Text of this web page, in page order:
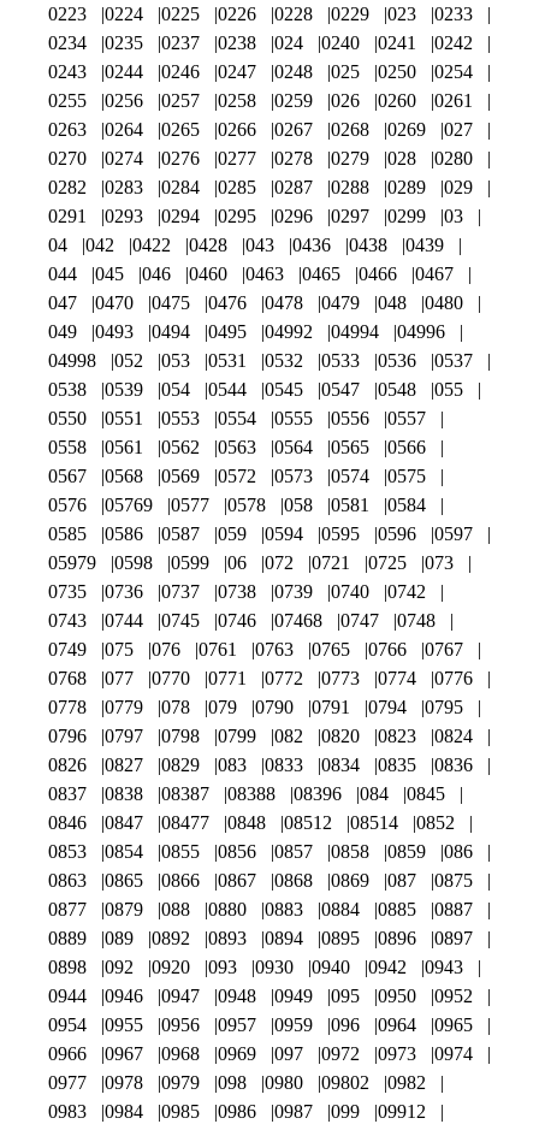
0223 0224 0225 0226 0228 0229 023
0233
0234
0235 0237 0238 024 0240 0241
0242
0243
0244 0246 0247 0248 025 0250
0254
0255
0256 0257 0258 0259 026 0260
0261
0263
0264 0265 0266 0267 0268 0269
027
0270
0274 0276 0277 0278 0279 028
0280
0282
0283 0284 0285 0287 0288 0289
029
0291
0293 0294 0295 0296 0297 0299
03
04
042 0422 0428 043 0436 0438
0439
044
045 046 0460 0463 0465 0466
0467
047
0470 0475 0476 0478 0479 048
0480
049
0493 0494 0495 04992 04994
04996
04998
052 053 0531 0532 0533 0536
0537
0538
0539 054 0544 0545 0547 0548
055
0550
0551 0553 0554 0555 0556
0557
0558
0561 0562 0563 0564 0565
0566
0567
0568 0569 0572 0573 0574
0575
0576
05769 0577 0578 058 0581
0584
0585
0586 0587 059 0594 0595 0596
0597
05979
0598 0599 06 072 0721 0725
073
0735
0736 0737 0738 0739 0740
0742
0743
0744 0745 0746 07468 0747
0748
0749
075 076 0761 0763 0765 0766
0767
0768
077 0770 0771 0772 0773 0774
0776
0778
0779 078 079 0790 0791 0794
0795
0796
0797 0798 0799 082 0820 0823
0824
0826
0827 0829 083 0833 0834 0835
0836
0837
0838 08387 08388 08396 084
0845
0846
0847 08477 0848 08512 08514
0852
0853
0854 0855 0856 0857 0858 0859
086
0863
0865 0866 0867 0868 0869 087
0875
0877
0879 088 0880 0883 0884 0885
0887
0889
089 0892 0893 0894 0895 0896
0897
0898
092 0920 093 0930 0940 0942
0943
0944
0946 0947 0948 0949 095 0950
0952
0954
0955 0956 0957 0959 096 0964
0965
0966
0967 0968 0969 097 0972 0973
0974
0977
0978 0979 098 0980 09802
0982
0983
0984 0985 0986 0987 099
09912